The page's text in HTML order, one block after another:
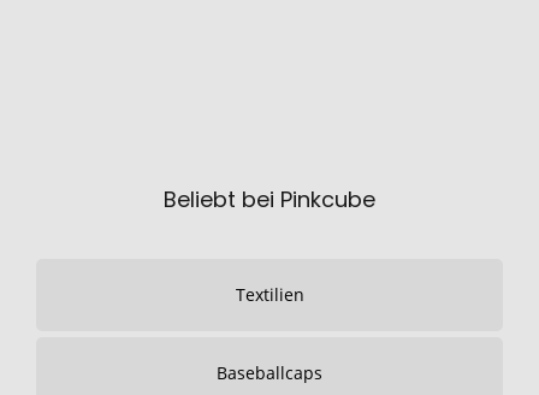
Beliebt bei Pinkcube
Textilien
Baseballcaps